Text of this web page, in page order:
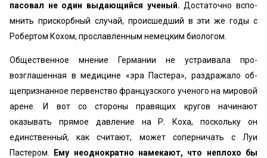
па­совал не один выдающийся ученый. Достаточно вспо­
мнить прискорбный случай, происшедший в эти же годы с
Робертом Кохом, прославленным немецким биологом.
Общественное мнение Германии не устраивала про­
возглашенная в медицине «эра Пастера», раздражало об­
щепризнанное первенство французского ученого на ми­ровой
арене. И вот со стороны правящих кругов начи­нают
оказывать прямое давление на Р. Коха, поскольку он
единственный, как считают, может соперничать с Луи
Пастером.
Ему неоднократно намекают, что неплохо бы